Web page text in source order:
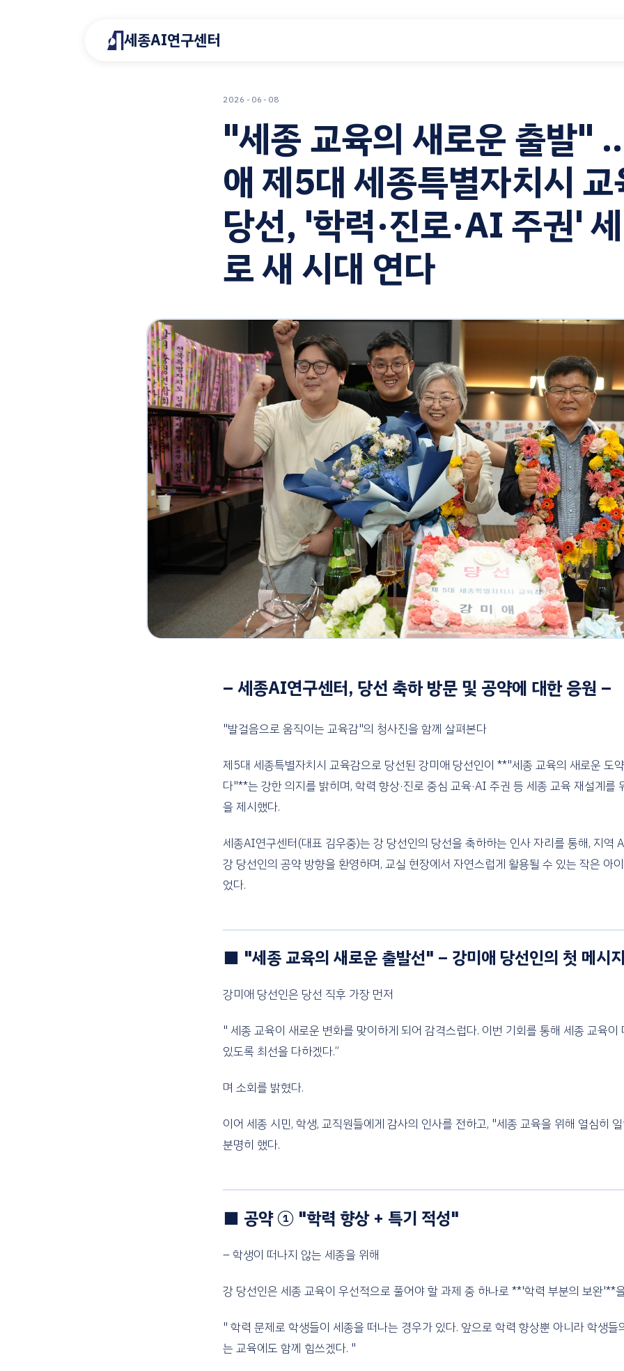
세종AI연구센터
2026-06-08
"세종 교육의 새로운 출발"
애 제5대 세종특별자치시
당선, '학력·진로·AI 주권'
로 새 시대 연다
– 세종AI연구센터, 당선 축하 방문 및 공약에 대한 응원 –
"발걸음으로 움직이는 교육감"의 청사진을 함께 살펴본다
제5대 세종특별자치시 교육감으로 당선된 강미애 당선인이 **"세종 교육의 새로운 도
다"**는 강한 의지를 밝히며, 학력 향상·진로 중심 교육·AI 주권 등 세종 교육 재설계를
을 제시했다.
세종AI연구센터(대표 김우중)는 강 당선인의 당선을 축하하는 인사 자리를 통해, 지역
강 당선인의 공약 방향을 환영하며, 교실 현장에서 자연스럽게 활용될 수 있는 작은 아
었다.
■ "세종 교육의 새로운 출발선" – 강미애 당선인의 첫 메시지
강미애 당선인은 당선 직후 가장 먼저
" 세종 교육이 새로운 변화를 맞이하게 되어 감격스럽다. 이번 기회를 통해 세종 교육이
있도록 최선을 다하겠다.”
며 소회를 밝혔다.
이어 세종 시민, 학생, 교직원들에게 감사의 인사를 전하고, "세종 교육을 위해 열심히
분명히 했다.
■ 공약 ① "학력 향상 + 특기 적성"
– 학생이 떠나지 않는 세종을 위해
강 당선인은 세종 교육이 우선적으로 풀어야 할 과제 중 하나로 **'학력 부분의 보완'**
" 학력 문제로 학생들이 세종을 떠나는 경우가 있다. 앞으로 학력 향상뿐 아니라 학생들
는 교육에도 함께 힘쓰겠다. "